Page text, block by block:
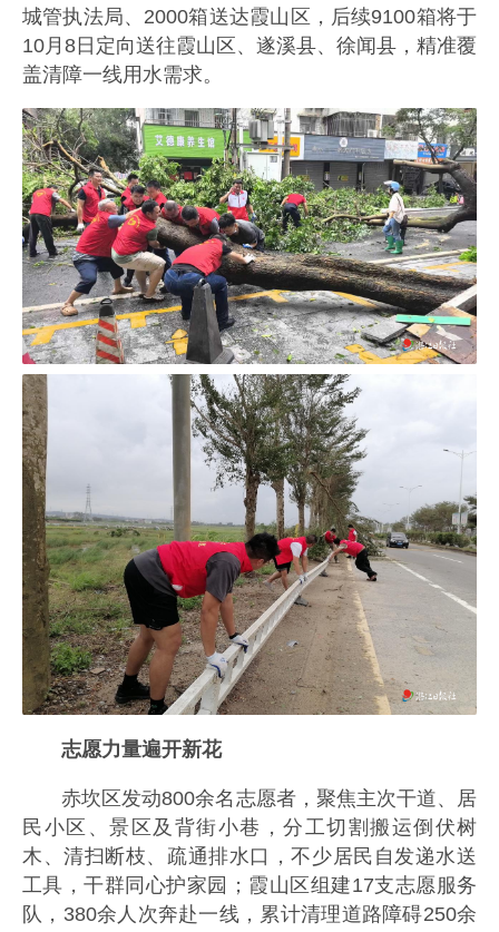
城管执法局、2000箱送达霞山区，后续9100箱将于
10月8日定向送往霞山区、遂溪县、徐闻县，精准覆
盖清障一线用水需求。
志愿力量遍开新花
赤坎区发动800余名志愿者，聚焦主次干道、居
民小区、景区及背街小巷，分工切割搬运倒伏树
木、清扫断枝、疏通排水口，不少居民自发递水送
工具，干群同心护家园；霞山区组建17支志愿服务
队，380余人次奔赴一线，累计清理道路障碍250余